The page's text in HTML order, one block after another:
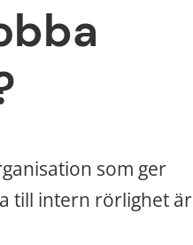
som ger
till intern rörlighet är